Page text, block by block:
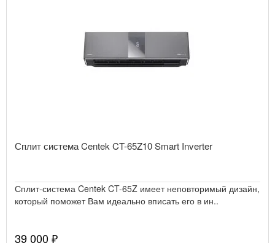
Сплит система Centek CT-65Z10 Smart Inverter
Сплит-система Centek CT-65Z имеет неповторимый дизайн,
который поможет Вам идеально вписать его в ин..
39 000 ₽